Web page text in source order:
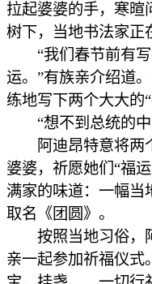
拉起婆婆的手，寒暄
树下，当地书法家正
“我们春节前有写
运。”有族亲介绍道
练地写下两个大大的“
“想不到总统的中
阿迪昂特意将两个
婆婆，祈愿她们“福
满家的味道：一幅当
取名《团圆》。
按照当地习俗，阿
亲一起参加祈福仪式